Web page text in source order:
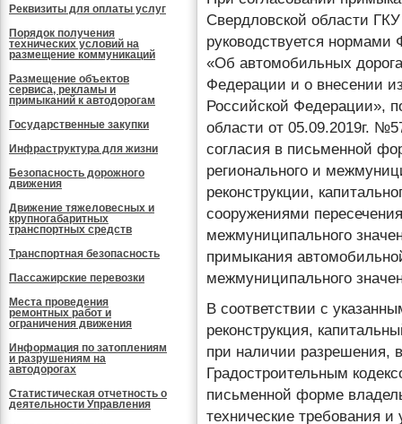
Реквизиты для оплаты услуг
Порядок получения
технических условий на
размещение коммуникаций
Размещение объектов
сервиса, рекламы и
примыканий к автодорогам
Государственные закупки
Инфраструктура для жизни
Безопасность дорожного
движения
Движение тяжеловесных и
крупногабаритных
транспортных средств
Транспортная безопасность
Пассажирские перевозки
Места проведения
ремонтных работ и
ограничения движения
Информация по затоплениям
и разрушениям на
автодорогах
Статистическая отчетность о
деятельности Управления
Свердловской области
руководствуется нормами
«Об автомобильных
Федерации и о внесении
Российской Федерации»,
области от 05.09.2019г.
согласия в письменной
регионального и
реконструкции,
сооружениями
межмуниципального
примыкания
межмуниципального
В соответствии с
реконструкция,
при наличии разрешения,
Градостроительным
письменной форме
технические требования